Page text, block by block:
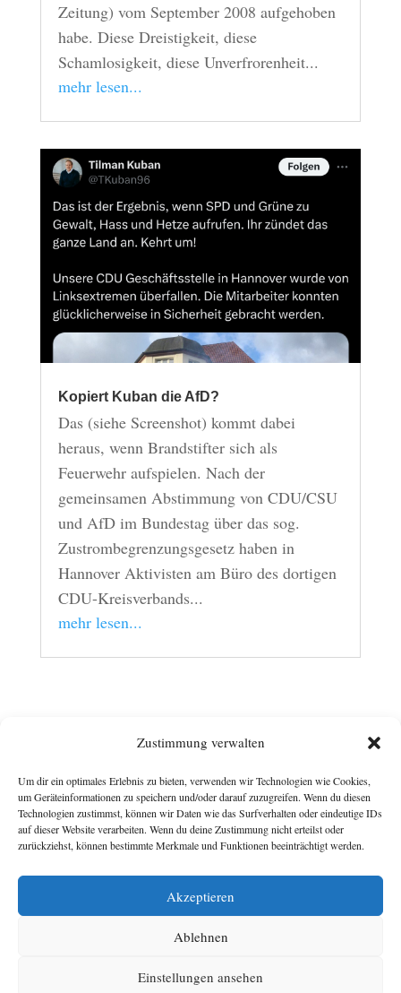
Zustimmung verwalten
Um dir ein optimales Erlebnis zu bieten, verwenden wir Technologien wie Cookies,
um Geräteinformationen zu speichern und/oder darauf zuzugreifen. Wenn du diesen
Technologien zustimmst, können wir Daten wie das Surfverhalten oder eindeutige IDs
auf dieser Website verarbeiten. Wenn du deine Zustimmung nicht erteilst oder
zurückziehst, können bestimmte Merkmale und Funktionen beeinträchtigt werden.
Akzeptieren
Ablehnen
Einstellungen ansehen
Zeitung) vom September 2008 aufgehoben
habe. Diese Dreistigkeit, diese
Schamlosigkeit, diese Unverfrorenheit...
mehr lesen...
Kopiert Kuban die AfD?
Das (siehe Screenshot) kommt dabei
heraus, wenn Brandstifter sich als
Feuerwehr aufspielen. Nach der
gemeinsamen Abstimmung von CDU/CSU
und AfD im Bundestag über das sog.
Zustrombegrenzungsgesetz haben in
Hannover Aktivisten am Büro des dortigen
CDU-Kreisverbands...
mehr lesen...
E-MAIL
hermannsievers@web.de